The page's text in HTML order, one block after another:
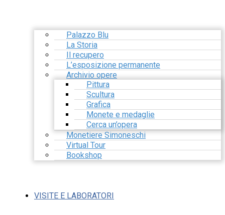
Palazzo Blu
La Storia
Il recupero
L’esposizione permanente
Archivio opere
Pittura
Scultura
Grafica
Monete e medaglie
Cerca un’opera
Monetiere Simoneschi
Virtual Tour
Bookshop
VISITE E LABORATORI